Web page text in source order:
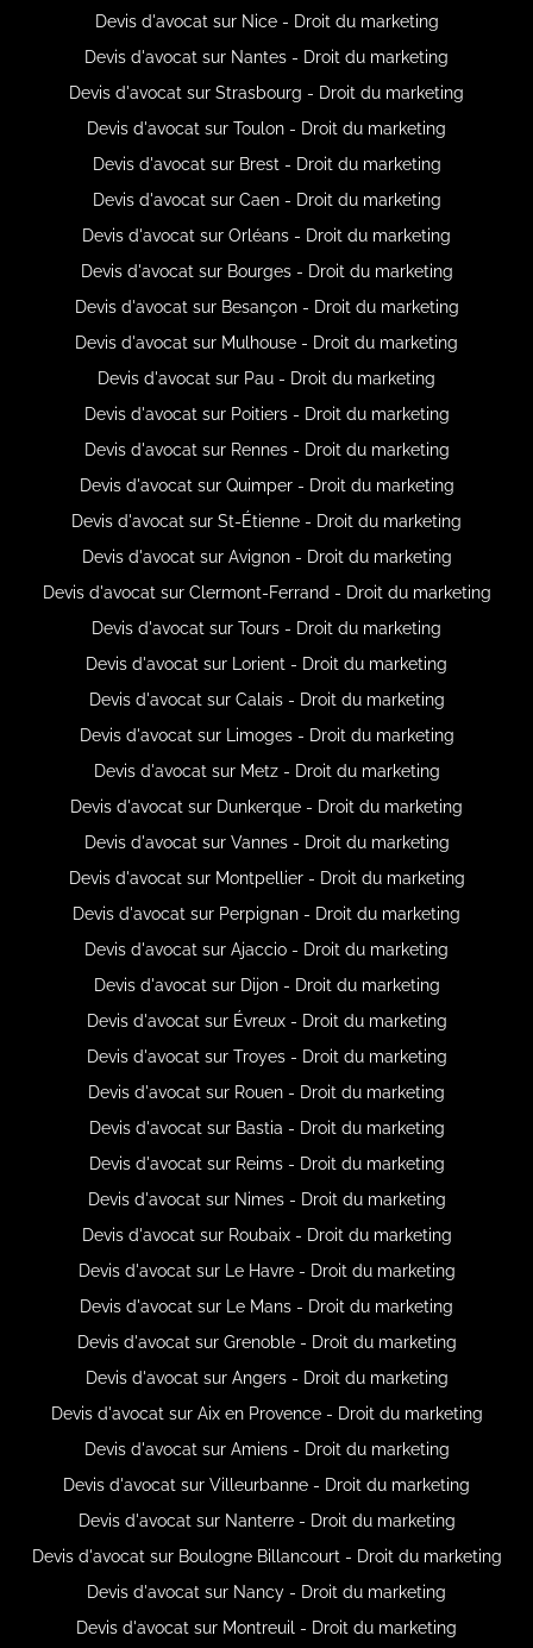
Devis d'avocat sur Nice - Droit du marketing
Devis d'avocat sur Nantes - Droit du marketing
Devis d'avocat sur Strasbourg - Droit du marketing
Devis d'avocat sur Toulon - Droit du marketing
Devis d'avocat sur Brest - Droit du marketing
Devis d'avocat sur Caen - Droit du marketing
Devis d'avocat sur Orléans - Droit du marketing
Devis d'avocat sur Bourges - Droit du marketing
Devis d'avocat sur Besançon - Droit du marketing
Devis d'avocat sur Mulhouse - Droit du marketing
Devis d'avocat sur Pau - Droit du marketing
Devis d'avocat sur Poitiers - Droit du marketing
Devis d'avocat sur Rennes - Droit du marketing
Devis d'avocat sur Quimper - Droit du marketing
Devis d'avocat sur St-Étienne - Droit du marketing
Devis d'avocat sur Avignon - Droit du marketing
Devis d'avocat sur Clermont-Ferrand - Droit du marketing
Devis d'avocat sur Tours - Droit du marketing
Devis d'avocat sur Lorient - Droit du marketing
Devis d'avocat sur Calais - Droit du marketing
Devis d'avocat sur Limoges - Droit du marketing
Devis d'avocat sur Metz - Droit du marketing
Devis d'avocat sur Dunkerque - Droit du marketing
Devis d'avocat sur Vannes - Droit du marketing
Devis d'avocat sur Montpellier - Droit du marketing
Devis d'avocat sur Perpignan - Droit du marketing
Devis d'avocat sur Ajaccio - Droit du marketing
Devis d'avocat sur Dijon - Droit du marketing
Devis d'avocat sur Évreux - Droit du marketing
Devis d'avocat sur Troyes - Droit du marketing
Devis d'avocat sur Rouen - Droit du marketing
Devis d'avocat sur Bastia - Droit du marketing
Devis d'avocat sur Reims - Droit du marketing
Devis d'avocat sur Nimes - Droit du marketing
Devis d'avocat sur Roubaix - Droit du marketing
Devis d'avocat sur Le Havre - Droit du marketing
Devis d'avocat sur Le Mans - Droit du marketing
Devis d'avocat sur Grenoble - Droit du marketing
Devis d'avocat sur Angers - Droit du marketing
Devis d'avocat sur Aix en Provence - Droit du marketing
Devis d'avocat sur Amiens - Droit du marketing
Devis d'avocat sur Villeurbanne - Droit du marketing
Devis d'avocat sur Nanterre - Droit du marketing
Devis d'avocat sur Boulogne Billancourt - Droit du marketing
Devis d'avocat sur Nancy - Droit du marketing
Devis d'avocat sur Montreuil - Droit du marketing